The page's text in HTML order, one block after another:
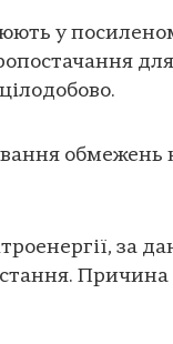
у
обмежень
за
Причина